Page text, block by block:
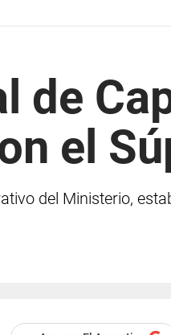
de
el
del Ministerio,